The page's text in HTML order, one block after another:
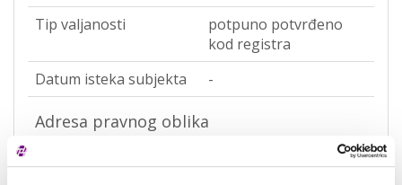
Tip valjanosti
potpuno potvrđeno
kod registra
Datum isteka subjekta
-
Adresa pravnog oblika
Adresa
Radnička cesta 80